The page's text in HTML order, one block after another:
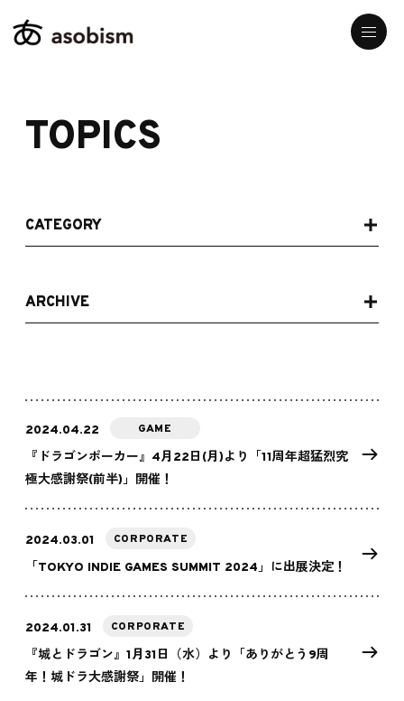
TOPICS
2024.04.22 GAME
『ドラゴンポーカー』4月22日(月)より「11周年超猛烈究
極大感謝祭(前半)」開催！
2024.03.01 CORPORATE
「TOKYO INDIE GAMES SUMMIT 2024」に出展決定！
2024.01.31 CORPORATE
『城とドラゴン』1月31日（水）より「ありがとう9周
年！城ドラ大感謝祭」開催！
CATEGORY
ARCHIVE